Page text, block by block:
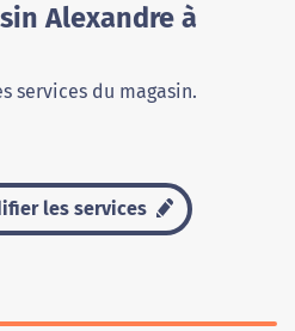
Alexandre à
services du magasin.
les services